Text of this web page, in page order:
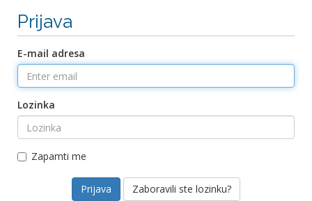
Prijava
E-mail adresa
Lozinka
Zapamti me
Zaboravili ste lozinku?